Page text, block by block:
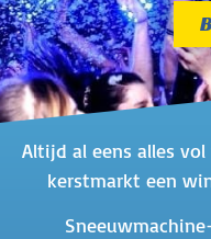
Altijd al eens alles
kerstmarkt een